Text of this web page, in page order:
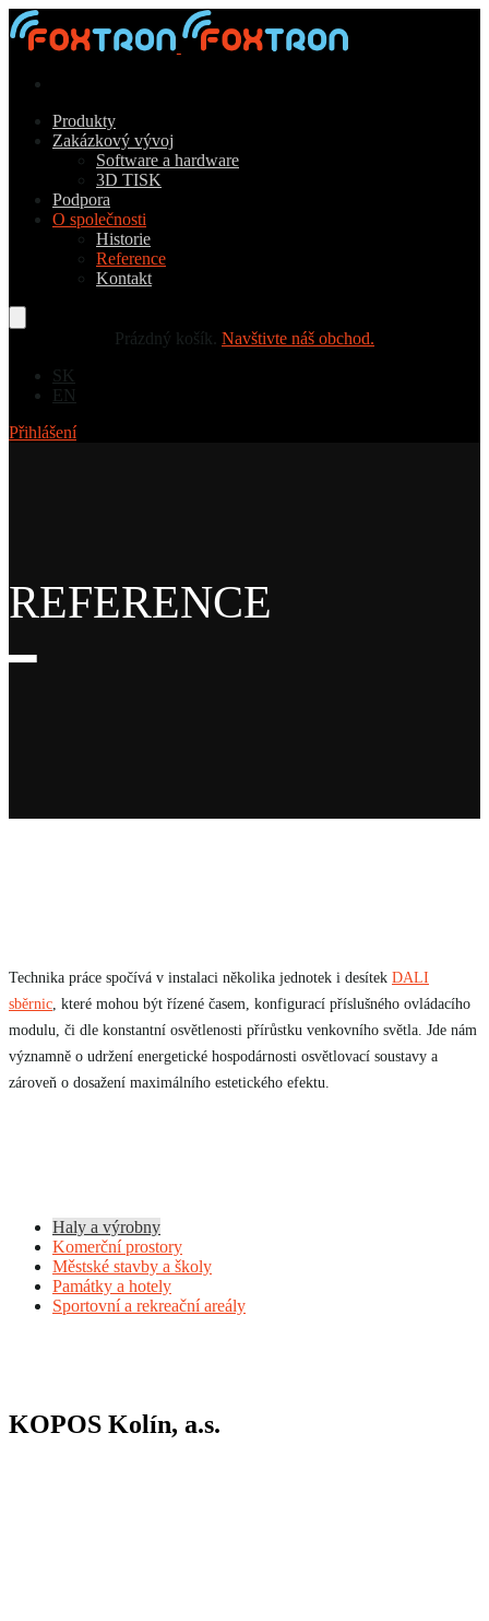
Produkty
Zakázkový vývoj
Software a hardware
3D TISK
Podpora
O společnosti
Historie
Reference
Kontakt
Prázdný košík. Navštivte náš obchod.
SK
EN
Přihlášení
REFERENCE
━
Technika práce spočívá v instalaci několika jednotek i desítek DALI
sběrnic, které mohou být řízené časem, konfigurací příslušného ovládacího
modulu, či dle konstantní osvětlenosti přírůstku venkovního světla. Jde nám
významně o udržení energetické hospodárnosti osvětlovací soustavy a
zároveň o dosažení maximálního estetického efektu.
Haly a výrobny
Komerční prostory
Městské stavby a školy
Památky a hotely
Sportovní a rekreační areály
KOPOS Kolín, a.s.